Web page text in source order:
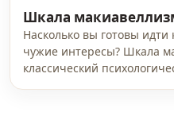
Шкала
Насколько вы готовы
чужие интересы? Шкала
классический